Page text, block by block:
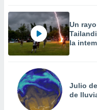
Un
la
Julio
de